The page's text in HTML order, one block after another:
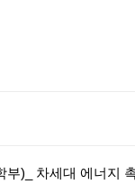
부)_ 차세대 에너지